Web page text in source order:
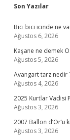
Son Yazılar
Bici bici icinde ne
Ağustos 6, 2026
Kaşane ne demek
Ağustos 5, 2026
Avangart tarz nedir
Ağustos 4, 2026
2025 Kurtlar Vadisi
Ağustos 3, 2026
2007 Ballon d’Or’u
Ağustos 3, 2026